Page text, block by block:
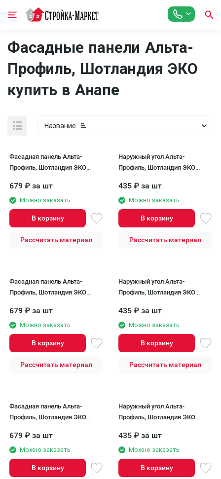
Фасадные панели Альта-
Профиль, Шотландия ЭКО
купить в Анапе
Название
Фасадная панель Альта-
Профиль, Шотландия ЭКО
679 ₽ за шт
Можно заказать
В корзину
Рассчитать материал
Наружный угол Альта-
Профиль, Шотландия ЭКО
435 ₽ за шт
Можно заказать
В корзину
Рассчитать материал
Фасадная панель Альта-
Профиль, Шотландия ЭКО
679 ₽ за шт
Можно заказать
В корзину
Рассчитать материал
Наружный угол Альта-
Профиль, Шотландия ЭКО
435 ₽ за шт
Можно заказать
В корзину
Рассчитать материал
Фасадная панель Альта-
Профиль, Шотландия ЭКО
679 ₽ за шт
Можно заказать
В корзину
Наружный угол Альта-
Профиль, Шотландия ЭКО
435 ₽ за шт
Можно заказать
В корзину